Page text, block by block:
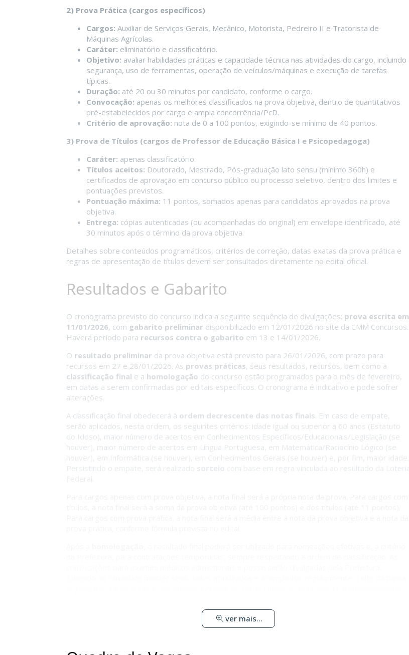
2) Prova Prática (cargos específicos)
Cargos: Auxiliar de Serviços Gerais, Mecânico, Motorista, Pedreiro II e Tratorista de
Máquinas Agrícolas.
Caráter: eliminatório e classificatório.
Objetivo: avaliar habilidades práticas e capacidade técnica nas atividades do cargo, incluindo
segurança, uso de ferramentas, operação de veículos/máquinas e execução de tarefas
típicas.
Duração: até 20 ou 30 minutos por candidato, conforme o cargo.
Convocação: apenas os melhores classificados na prova objetiva, dentro de quantitativos
pré-estabelecidos por cargo e ampla concorrência/PcD.
Critério de aprovação: nota de 0 a 100 pontos, exigindo-se mínimo de 40 pontos.
3) Prova de Títulos (cargos de Professor de Educação Básica I e Psicopedagoga)
Caráter: apenas classificatório.
Títulos aceitos: Doutorado, Mestrado, Pós-graduação lato sensu (mínimo 360h) e
certificados de aprovação em concurso público ou processo seletivo, dentro dos limites e
pontuações previstos.
Pontuação máxima: 11 pontos, somados apenas para candidatos aprovados na prova
objetiva.
Entrega: cópias autenticadas (ou acompanhadas do original) em envelope identificado, até
30 minutos após o término da prova objetiva.
Detalhes sobre conteúdos programáticos, critérios de correção, datas exatas da prova prática e
regras de apresentação de títulos devem ser consultados diretamente no edital oficial.
Resultados e Gabarito
O cronograma previsto do concurso indica a seguinte sequência de divulgações: prova escrita em
11/01/2026, com gabarito preliminar disponibilizado em 12/01/2026 no site da CMM Concursos.
Haverá período para recursos contra o gabarito em 13 e 14/01/2026.
O resultado preliminar da prova objetiva está previsto para 26/01/2026, com prazo para
recursos em 27 e 28/01/2026. As provas práticas, seus resultados, recursos, bem como a
classificação final e a homologação do concurso estão programados para o mês de fevereiro,
em datas a serem confirmadas por editais específicos. O cronograma é indicativo e pode sofrer
alterações.
A classificação final obedecerá à ordem decrescente das notas finais . Em caso de empate,
serão aplicados, nesta ordem, os seguintes critérios: idade igual ou superior a 60 anos (Estatuto
do Idoso), maior número de acertos em Conhecimentos Específicos/Educacionais/Legislação (se
houver), maior número de acertos em Língua Portuguesa, em Matemática/Raciocínio Lógico (se
houver), em Informática (se houver), em Conhecimentos Gerais (se houver) e, por fim, maior idade.
ver mais...